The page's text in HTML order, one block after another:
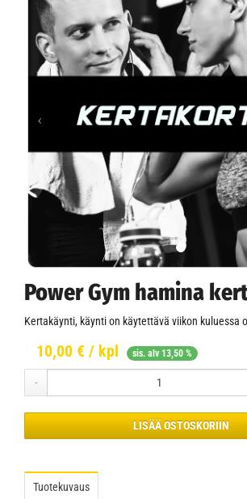
Power Gym hamina
Kertakäynti, käynti on käytettävä viikon kuluessa
10,00 € / kpl sis. alv 13,50 %
-
LISÄÄ OSTOSKORIIN
Tuotekuvaus